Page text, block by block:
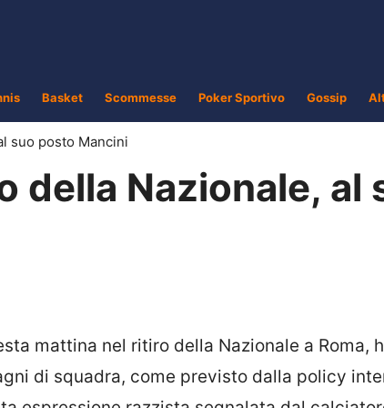
Basket Scommesse Poker Sportivo Gossip
suo posto Mancini
della Nazionale, al
mattina nel ritiro della Nazionale a Roma,
di squadra, come previsto dalla policy